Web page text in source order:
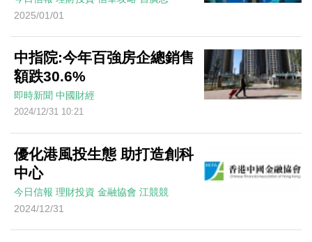
2025/01/01
中指院:今年百強房企總銷售
額跌30.6%
即時新聞 中國財經
2024/12/31 10:21
優化港風投生態 助打造創科
中心
今日信報 理財投資 金融協會 江競競
2024/12/31